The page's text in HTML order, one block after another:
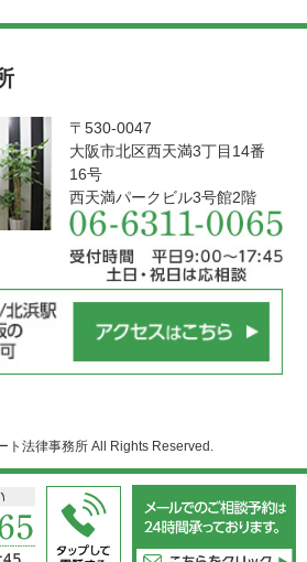
〒530-0047
大阪市北区西天満3丁目14番
16号
西天満パークビル3号館2階
ト法律事務所 All Rights Reserved.